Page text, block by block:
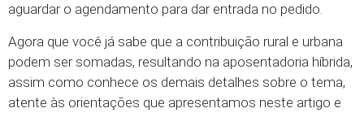
aguardar o agendamento para dar entrada no pedido.
Agora que você já sabe que a contribuição rural e urbana
podem ser somadas, resultando na aposentadoria híbrida,
assim como conhece os demais detalhes sobre o tema,
atente às orientações que apresentamos neste artigo e